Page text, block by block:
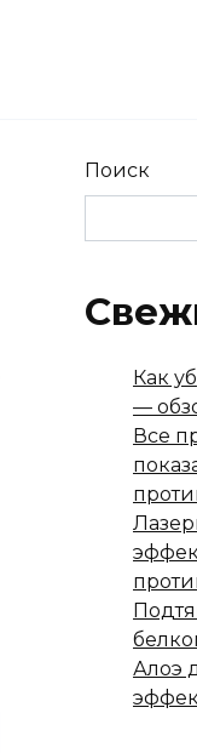
Поиск
Как
—
Все
Алоэ